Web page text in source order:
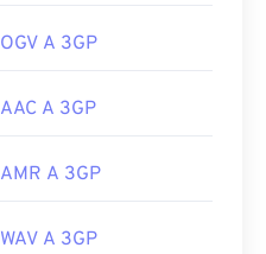
OGV A 3GP
AAC A 3GP
AMR A 3GP
WAV A 3GP